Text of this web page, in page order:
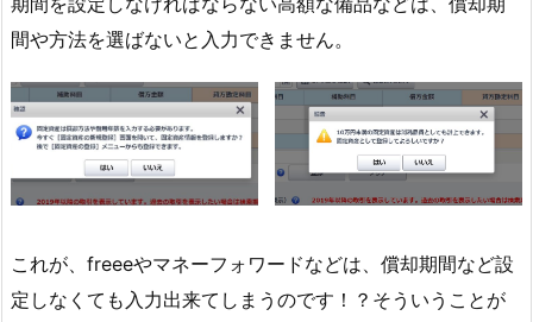
間や方法を選ばないと入力できません。
これが、freeeやマネーフォワードなどは、償却期間など設
定しなくても入力出来てしまうのです！？そういうことが